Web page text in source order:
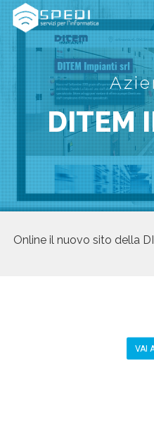
DITEM
Online il nuovo sito della
VAI